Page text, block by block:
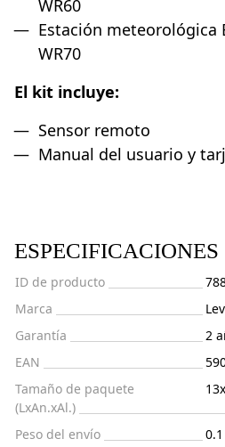
WR60
Estación meteorológica
WR70
El kit incluye:
Sensor remoto
Manual del usuario y
ESPECIFICACIONES
ID de producto
Marca
Garantía
2
EAN
Tamaño de paquete
(LxAn.xAl.)
Peso del envío